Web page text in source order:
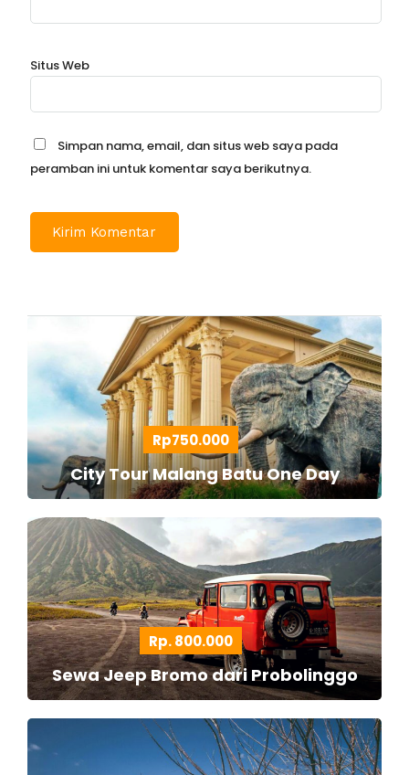
Situs Web
Simpan nama, email, dan situs web saya pada
peramban ini untuk komentar saya berikutnya.
Rp750.000
City Tour Malang Batu One Day
Rp. 800.000
Sewa Jeep Bromo dari Probolinggo